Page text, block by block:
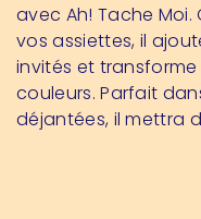
avec Ah! Tache
vos assiettes, il
invités et
couleurs. Parfait
déjantées, il mettra